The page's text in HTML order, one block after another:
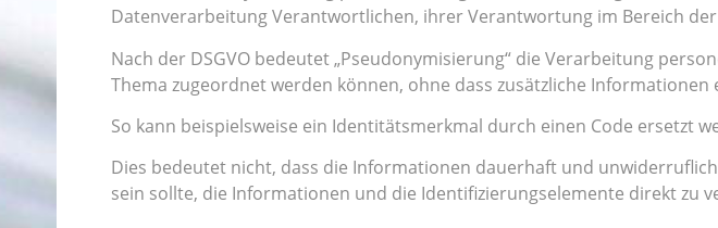
Datenverarbeitung Verantwortlichen, ihrer Verantwortung im Bereich
Nach der DSGVO bedeutet „Pseudonymisierung“ die Verarbeitung
Thema zugeordnet werden können, ohne dass zusätzliche
So kann beispielsweise ein Identitätsmerkmal durch einen Code ersetzt
Dies bedeutet nicht, dass die Informationen dauerhaft und
sein sollte, die Informationen und die Identifizierungselemente direkt zu